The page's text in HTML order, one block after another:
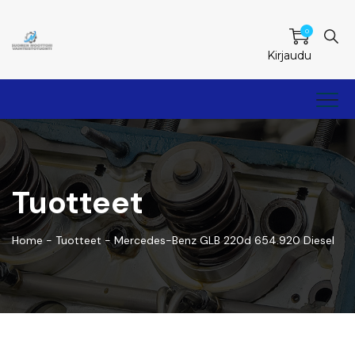
0
Kirjaudu
Tuotteet
Home- Tuotteet -Mercedes-Benz GLB 220d 654.920 Diesel